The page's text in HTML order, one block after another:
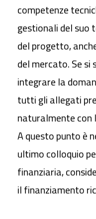
competenze
gestionalidel suo
del progetto,
del mercato. Se si
integrare la
tutti gli allegati
naturalmentecon
A questo punto è
ultimo colloquio
finanziaria,
il finanziamento